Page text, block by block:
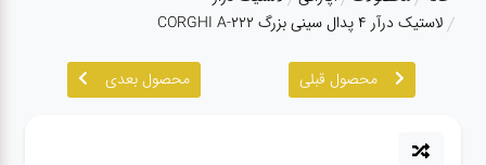
ما
آپاراتی
لاستیک درآر ۴ پدال سینی بزرگ CORGHI A-222
محصول قبلی محصول بعدی